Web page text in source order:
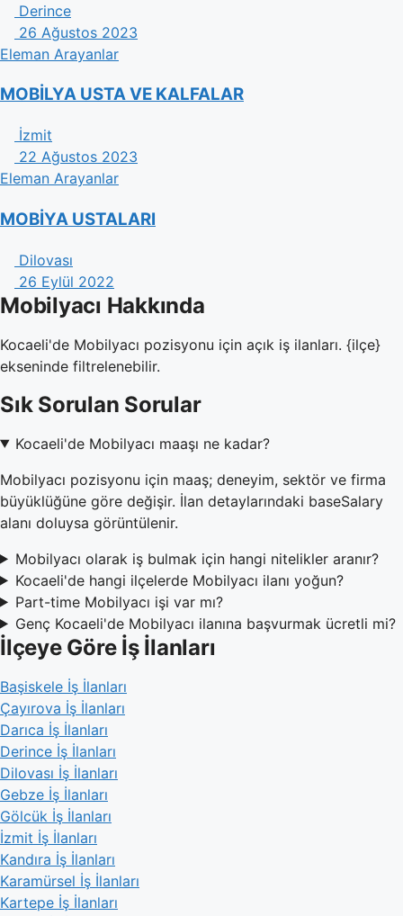
Derince
26 Ağustos 2023
Eleman Arayanlar
MOBİLYA USTA VE KALFALAR
İzmit
22 Ağustos 2023
Eleman Arayanlar
MOBİYA USTALARI
Dilovası
26 Eylül 2022
Mobilyacı Hakkında
Kocaeli'de Mobilyacı pozisyonu için açık iş ilanları. {ilçe}
ekseninde filtrelenebilir.
Sık Sorulan Sorular
Kocaeli'de Mobilyacı maaşı ne kadar?
Mobilyacı pozisyonu için maaş; deneyim, sektör ve firma
büyüklüğüne göre değişir. İlan detaylarındaki baseSalary
alanı doluysa görüntülenir.
Mobilyacı olarak iş bulmak için hangi nitelikler aranır?
Kocaeli'de hangi ilçelerde Mobilyacı ilanı yoğun?
Part-time Mobilyacı işi var mı?
Genç Kocaeli'de Mobilyacı ilanına başvurmak ücretli mi?
İlçeye Göre İş İlanları
Başiskele İş İlanları
Çayırova İş İlanları
Darıca İş İlanları
Derince İş İlanları
Dilovası İş İlanları
Gebze İş İlanları
Gölcük İş İlanları
İzmit İş İlanları
Kandıra İş İlanları
Karamürsel İş İlanları
Kartepe İş İlanları